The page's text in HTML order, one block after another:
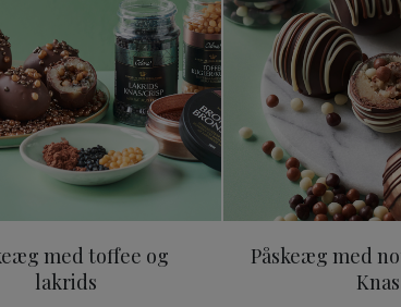
med toffee og
lakrids
Påskeæg med
Knas